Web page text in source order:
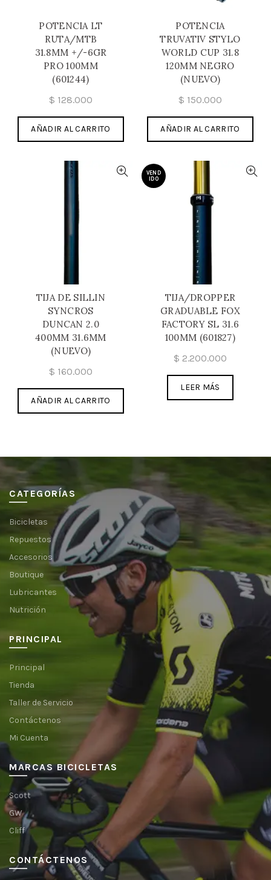
POTENCIA LT
RUTA/MTB
31.8MM +/-6GR
PRO 100MM
(601244)
$ 128.000
AÑADIR AL CARRITO
POTENCIA
TRUVATIV STYLO
WORLD CUP 31.8
120MM NEGRO
(NUEVO)
$ 150.000
AÑADIR AL CARRITO
TIJA DE SILLIN
SYNCROS
DUNCAN 2.0
400MM 31.6MM
(NUEVO)
$ 160.000
AÑADIR AL CARRITO
VEND
IDO
TIJA/DROPPER
GRADUABLE FOX
FACTORY SL 31.6
100MM (601827)
$ 2.200.000
LEER MÁS
CATEGORÍAS
Bicicletas
Repuestos
Accesorios
Boutique
Lubricantes
Nutrición
PRINCIPAL
Principal
Tienda
Taller de Servicio
Contáctenos
Mi Cuenta
MARCAS BICICLETAS
Scott
GW
Cliff
CONTÁCTENOS